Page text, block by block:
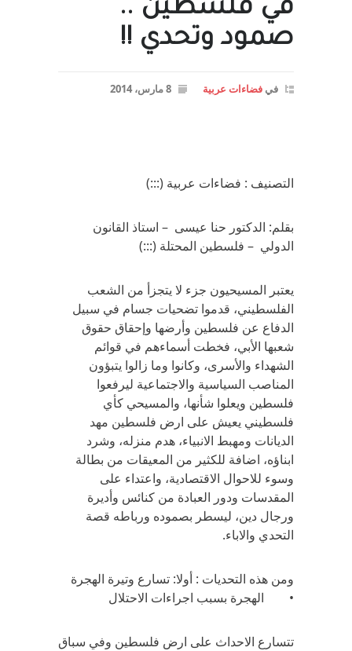
في فلسطين ..
صمود وتحدي !!
في فضاءات عربية 8 مارس، 2014
التصنيف : فضاءات عربية (:::)
بقلم: الدكتور حنا عيسى – استاذ القانون
الدولي – فلسطين المحتلة (:::)
يعتبر المسيحيون جزء لا يتجزأ من الشعب
الفلسطيني، قدموا تضحيات جسام في سبيل
الدفاع عن فلسطين وأرضها وإحقاق حقوق
شعبها الأبي، فخطت أسماءهم في قوائم
الشهداء والأسرى، وكانوا وما زالوا يتبؤون
المناصب السياسية والاجتماعية ليرفعوا
فلسطين ويعلوا شأنها، والمسيحي كأي
فلسطيني يعيش على ارض فلسطين مهد
الديانات ومهبط الانبياء، هدم منزله، وشرد
ابناؤه، اضافة للكثير من المعيقات من بطالة
وسوء للاحوال الاقتصادية، واعتداء على
المقدسات ودور العبادة من كنائس وأديرة
ورجال دين، ليسطر بصموده ورباطه قصة
التحدي والاباء.
ومن هذه التحديات : أولا: تسارع وتيرة الهجرة
• الهجرة بسبب اجراءات الاحتلال
تتسارع الاحداث على ارض فلسطين وفي سباق